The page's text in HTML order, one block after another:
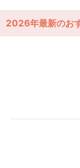
2026年最新のお